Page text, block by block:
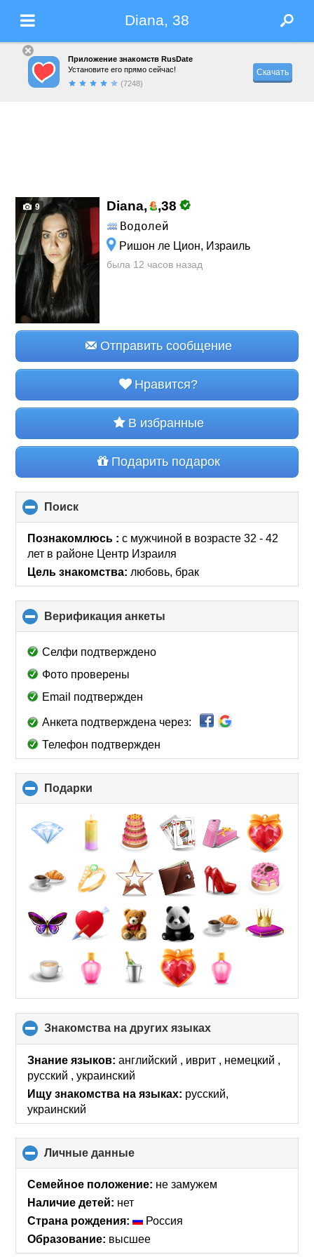
Diana, 38
Приложение знакомств RusDate
Установите его прямо сейчас!
(7248)
Скачать
9 Diana, ,38
Водолей
Ришон ле Цион, Израиль
была 12 часов назад
Отправить сообщение
Нравится?
В избранные
Подарить подарок
Поиск
to
collapse
contents
Познакомлюсь :с мужчиной в возрасте 32 - 42
лет в районе Центр Израиля
Цель знакомства: любовь, брак
Верификация анкеты
to
Селфи подтверждено
Фото проверены
Email подтвержден
Анкета подтверждена через:
Телефон подтвержден
Подарки
to
collapse
contents
Знакомства на других языках
to
collapse
contents
Знание языков: английский , иврит , немецкий ,
русский , украинский
Ищу знакомства на языках: русский,
украинский
Личные данные
to
collapse
Семейное положение: не замужем
Наличие детей: нет
Страна рождения:
Россия
Образование: высшее